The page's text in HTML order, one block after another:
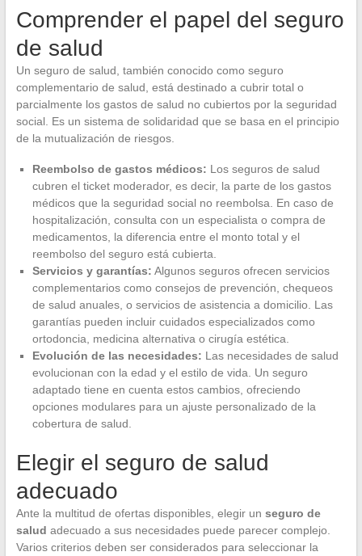
Comprender el papel del seguro
de salud
Un seguro de salud, también conocido como seguro
complementario de salud, está destinado a cubrir total o
parcialmente los gastos de salud no cubiertos por la seguridad
social. Es un sistema de solidaridad que se basa en el principio
de la mutualización de riesgos.
Reembolso de gastos médicos: Los seguros de salud
cubren el ticket moderador, es decir, la parte de los gastos
médicos que la seguridad social no reembolsa. En caso de
hospitalización, consulta con un especialista o compra de
medicamentos, la diferencia entre el monto total y el
reembolso del seguro está cubierta.
Servicios y garantías: Algunos seguros ofrecen servicios
complementarios como consejos de prevención, chequeos
de salud anuales, o servicios de asistencia a domicilio. Las
garantías pueden incluir cuidados especializados como
ortodoncia, medicina alternativa o cirugía estética.
Evolución de las necesidades: Las necesidades de salud
evolucionan con la edad y el estilo de vida. Un seguro
adaptado tiene en cuenta estos cambios, ofreciendo
opciones modulares para un ajuste personalizado de la
cobertura de salud.
Elegir el seguro de salud
adecuado
Ante la multitud de ofertas disponibles, elegir un seguro de
salud adecuado a sus necesidades puede parecer complejo.
Varios criterios deben ser considerados para seleccionar la